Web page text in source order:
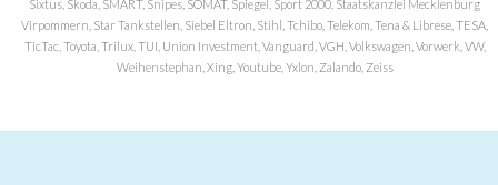
Sixtus, Skoda, SMART, Snipes, SOMAT, Spiegel, Sport 2000, Staatskanzlei Mecklenburg
Virpommern, Star Tankstellen, Siebel Eltron, Stihl, Tchibo, Telekom, Tena & Librese, TESA,
TicTac, Toyota, Trilux, TUI, Union Investment, Vanguard, VGH, Volkswagen, Vorwerk, VW,
Weihenstephan, Xing, Youtube, Yxlon, Zalando, Zeiss